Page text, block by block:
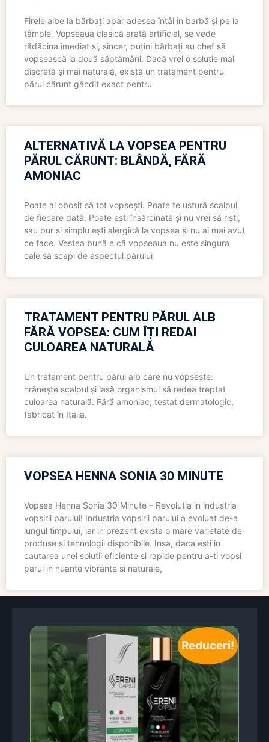
Firele albe la bărbați apar adesea întâi în barbă și pe la
tâmple. Vopseaua clasică arată artificial, se vede
rădăcina imediat și, sincer, puțini bărbați au chef să
vopsească la două săptămâni. Dacă vrei o soluție mai
discretă și mai naturală, există un tratament pentru
părul cărunt gândit exact pentru
ALTERNATIVĂ LA VOPSEA PENTRU
PĂRUL CĂRUNT: BLÂNDĂ, FĂRĂ
AMONIAC
Poate ai obosit să tot vopsești. Poate te ustură scalpul
de fiecare dată. Poate ești însărcinată și nu vrei să riști,
sau pur și simplu ești alergică la vopsea și nu ai mai avut
ce face. Vestea bună e că vopseaua nu este singura
cale să scapi de aspectul părului
TRATAMENT PENTRU PĂRUL ALB
FĂRĂ VOPSEA: CUM ÎȚI REDAI
CULOAREA NATURALĂ
Un tratament pentru părul alb care nu vopsește:
hrănește scalpul și lasă organismul să redea treptat
culoarea naturală. Fără amoniac, testat dermatologic,
fabricat în Italia.
VOPSEA HENNA SONIA 30 MINUTE
Vopsea Henna Sonia 30 Minute – Revolutia in industria
vopsirii parului! Industria vopsirii parului a evoluat de-a
lungul timpului, iar in prezent exista o mare varietate de
produse si tehnologii disponibile. Insa, daca esti in
cautarea unei solutii eficiente si rapide pentru a-ti vopsi
parul in nuante vibrante si naturale,
Reduceri!